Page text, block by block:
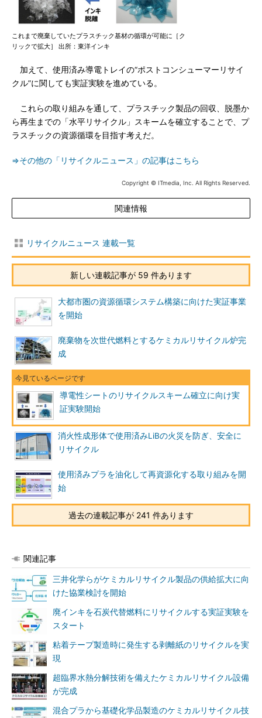
これまで廃棄していたプラスチック基材の循環が可能に［ク
リックで拡大］ 出所：東洋インキ
加えて、使用済み導電トレイの“ポストコンシューマーリサイ
クル”に関しても実証実験を進めている。
これらの取り組みを通して、プラスチック製品の回収、脱墨か
ら再生までの「水平リサイクル」スキームを確立することで、プ
ラスチックの資源循環を目指す考えだ。
⇒その他の「リサイクルニュース」の記事はこちら
Copyright © ITmedia, Inc. All Rights Reserved.
関連情報
リサイクルニュース 連載一覧
新しい連載記事が 59 件あります
大都市圏の資源循環システム構築に向けた実証事業
を開始
廃棄物を次世代燃料とするケミカルリサイクル炉完
成
導電性シートのリサイクルスキーム確立に向け実
証実験開始
消火性成形体で使用済みLiBの火災を防ぎ、安全に
リサイクル
使用済みプラを油化して再資源化する取り組みを開
始
過去の連載記事が 241 件あります
関連記事
三井化学らがケミカルリサイクル製品の供給拡大に向
けた協業検討を開始
廃インキを石炭代替燃料にリサイクルする実証実験を
スタート
粘着テープ製造時に発生する剥離紙のリサイクルを実
現
超臨界水熱分解技術を備えたケミカルリサイクル設備
が完成
混合プラから基礎化学品製造のケミカルリサイクル技